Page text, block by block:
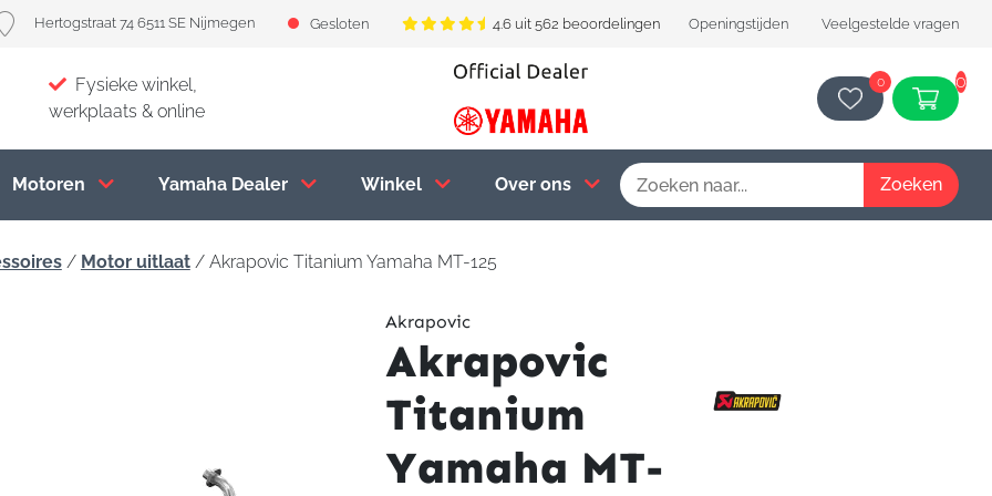
Hertogstraat 74 6511 SE Nijmegen Gesloten 4.6 uit 562 beoordelingen Openingstijden Veelgestelde vragen
Fysieke winkel,
werkplaats & online
0 0
Motoren Yamaha Dealer Winkel Over ons
/ Motor uitlaat/ Akrapovic Titanium Yamaha MT-125
Akrapovic
Akrapovic
Titanium
Yamaha MT-